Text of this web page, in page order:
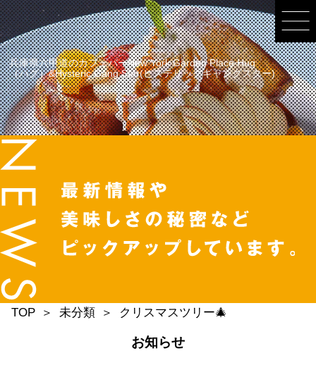
兵庫県六甲道のカフェバーNew York Garden Place Hug
（ハグ）&Hysteric Gang Star(ヒステリックギャングスター)
TOP 未分類 クリスマスツリー🎄
お知らせ